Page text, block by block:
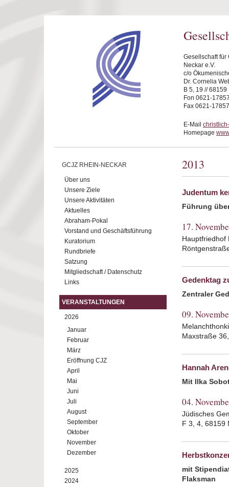
Gesellschaft
Neckar e.V.
c/o
Dr. Cornelia
B 5, 19 //
Fon 0621-
Fax 0621-
E-Mail
Homepage
GCJZ RHEIN-NECKAR
Über uns
Unsere Ziele
Unsere Aktivitäten
Aktuelles
Abraham-Pokal
Vorstand und Geschäftsführung
Kuratorium
Rundbriefe
Satzung
Mitgliedschaft / Datenschutz
Links
VERANSTALTUNGEN
2026
Januar
Februar
März
Eröffnung CJZ
April
Mai
Juni
Juli
August
September
Oktober
November
Dezember
2025
2024
2013
Judentum
Führung
17.
Hauptfriedhof
Gedenktag
Zentraler
09.
Maxstraße
Hannah
Mit Ilka
04.
Jüdisches
F 3, 4, 68159
mit
Flaksman